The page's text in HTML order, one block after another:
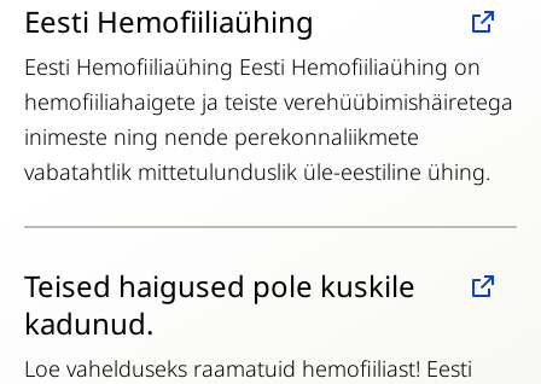
Eesti Hemofiiliaühing
Eesti Hemofiiliaühing Eesti Hemofiiliaühing on
hemofiiliahaigete ja teiste verehüübimishäiretega
inimeste ning nende perekonnaliikmete
vabatahtlik mittetulunduslik üle-eestiline ühing.
Teised haigused pole kuskile
kadunud.
Loe vahelduseks raamatuid hemofiiliast! Eesti